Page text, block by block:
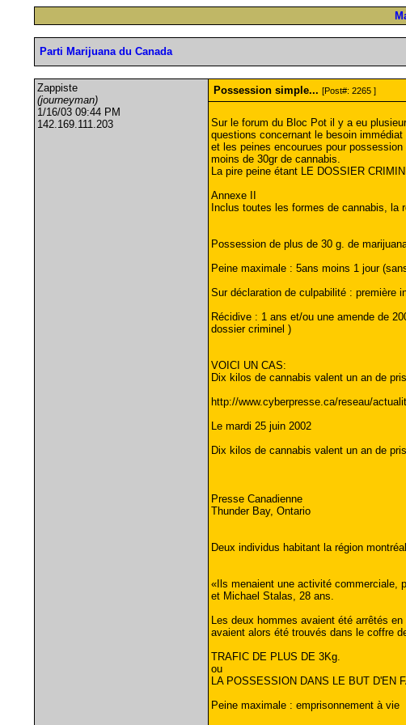
Parti Marijuana du Canada
Zappiste
(journeyman)
1/16/03 09:44 PM
142.169.111.203
Possession simple... [Post#: 2265 ]
Sur le forum du Bloc Pot il y a eu
questions concernant le besoin immédiat
et les peines encourues pour possession
moins de 30gr de cannabis.
La pire peine étant LE DOSSIER
Annexe II
Inclus toutes les formes de cannabis,
Possession de plus de 30 g. de
Peine maximale : 5ans moins 1 jour
Sur déclaration de culpabilité : première
Récidive : 1 ans et/ou une amende de
dossier criminel )
VOICI UN CAS:
Dix kilos de cannabis valent un an de
http://www.cyberpresse.ca/reseau/
Le mardi 25 juin 2002
Dix kilos de cannabis valent un an de
Presse Canadienne
Thunder Bay, Ontario
Deux individus habitant la région
«Ils menaient une activité commerciale,
et Michael Stalas, 28 ans.
Les deux hommes avaient été arrêtés
avaient alors été trouvés dans le coffre
TRAFIC DE PLUS DE 3Kg.
ou
LA POSSESSION DANS LE BUT D'EN
Peine maximale : emprisonnement à vie